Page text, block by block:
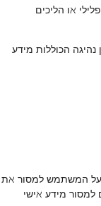
או הליכים
נהיגה הכוללות מידע
על המשתמש למסור את
מידע אישי